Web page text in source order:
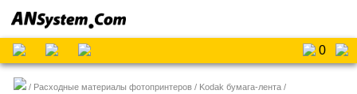
0
Расходные материалы фотопринтеров Kodak бумага-лента